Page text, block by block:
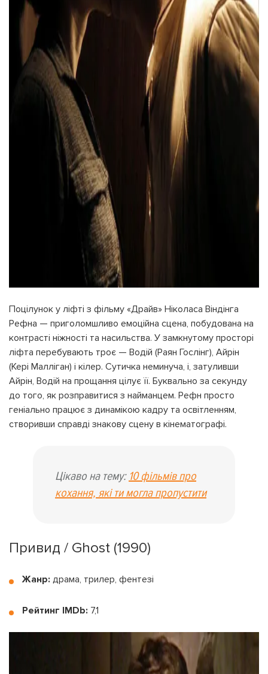
Поцілунок у ліфті з фільму «Драйв» Ніколаса Віндінга
Рефна — приголомшливо емоційна сцена, побудована на
контрасті ніжності та насильства. У замкнутому просторі
ліфта перебувають троє — Водій (Раян Гослінг), Айрін
(Кері Малліган) і кілер. Сутичка неминуча, і, затуливши
Айрін, Водій на прощання цілує її. Буквально за секунду
до того, як розправитися з найманцем. Рефн просто
геніально працює з динамікою кадру та освітленням,
створивши справді знакову сцену в кінематографі.
Цікаво на тему: 10 фільмів про
кохання, які ти могла пропустити
Привид / Ghost (1990)
Жанр: драма, трилер, фентезі
Рейтинг IMDb: 7,1